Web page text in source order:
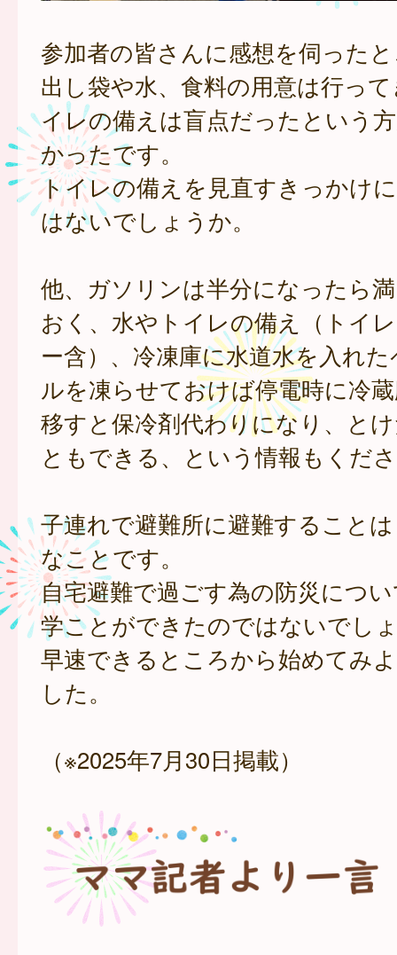
参加者の皆さんに感想を伺った
出し袋や水、食料の用意は行っ
イレの備えは盲点だったという
かったです。
トイレの備えを見直すきっかけ
はないでしょうか。
他、ガソリンは半分になったら
おく、水やトイレの備え（トイ
ー含）、冷凍庫に水道水を入れ
ルを凍らせておけば停電時に冷
移すと保冷剤代わりになり、と
ともできる、という情報もくだ
子連れで避難所に避難すること
なことです。
自宅避難で過ごす為の防災につ
学ことができたのではないでし
早速できるところから始めてみ
した。
（※2025年7月30日掲載）